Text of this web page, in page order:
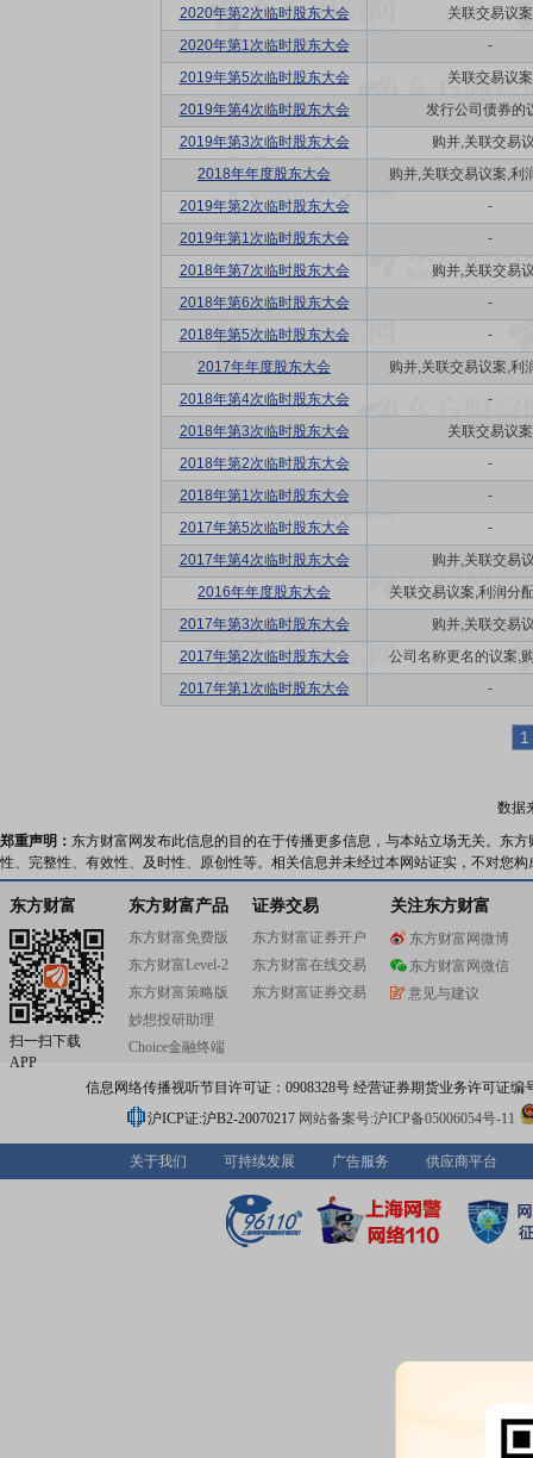
2020年第2次临时股东大会
关联交易议案
2020年第1次临时股东大会
-
2019年第5次临时股东大会
关联交易议案
2019年第4次临时股东大会
发行公司债券的
2019年第3次临时股东大会
购并,关联交易
2018年年度股东大会
购并,关联交易议案,利
2019年第2次临时股东大会
-
2019年第1次临时股东大会
-
2018年第7次临时股东大会
购并,关联交易
2018年第6次临时股东大会
-
2018年第5次临时股东大会
-
2017年年度股东大会
购并,关联交易议案,利
2018年第4次临时股东大会
-
2018年第3次临时股东大会
关联交易议案
2018年第2次临时股东大会
-
2018年第1次临时股东大会
-
2017年第5次临时股东大会
-
2017年第4次临时股东大会
购并,关联交易
2016年年度股东大会
关联交易议案,利润分
2017年第3次临时股东大会
购并,关联交易
2017年第2次临时股东大会
公司名称更名的议案,
2017年第1次临时股东大会
-
1
数据
郑重声明： 东方财富网发布此信息的目的在于传播更多信息，与本站立场无关。东
性、完整性、有效性、及时性、原创性等。相关信息并未经过本网站证实，不对您
东方财富
扫一扫下载
APP
东方财富产品
东方财富免费版
东方财富Level-2
东方财富策略版
妙想投研助理
Choice金融终端
证券交易
东方财富证券开户
东方财富在线交易
东方财富证券交易
关注东方财富
东方财富网微博
东方财富网微信
意见与建议
信息网络传播视听节目许可证：0908328号 经营证券期货业务许可证编
沪ICP证:沪B2-20070217 网站备案号:沪ICP备05006054号-11
关于我们 可持续发展 广告服务 供应商平台